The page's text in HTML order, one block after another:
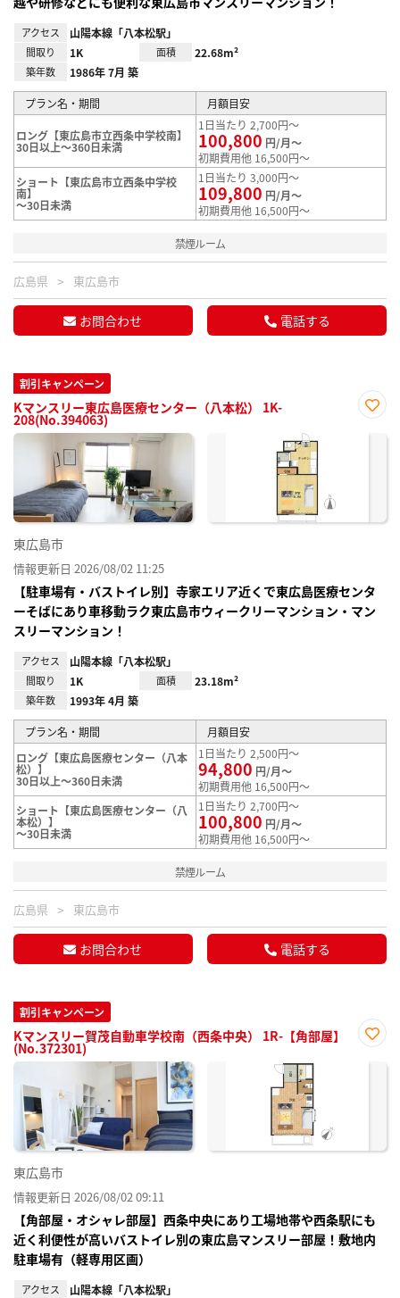
アクセス 山陽本線「八本松駅」
間取り 1K 面積 22.68m²
築年数 1986年 7月 築
プラン名・期間 月額目安
ロング【東広島市立西条中学校南】
30日以上～360日未満
1日当たり 2,700円～
100,800 円/月～
初期費用他 16,500円～
ショート【東広島市立西条中学校
南】
～30日未満
1日当たり 3,000円～
109,800 円/月～
初期費用他 16,500円～
禁煙ルーム
広島県 東広島市
お問合わせ 電話する
割引キャンペーン
Kマンスリー東広島医療センター（八本松） 1K-
208(No.394063)
に入
東広島市
情報更新日 2026/08/02 11:25
【駐車場有・バストイレ別】寺家エリア近くで東広島医療センタ
ーそばにあり車移動ラク東広島市ウィークリーマンション・マン
スリーマンション！
アクセス 山陽本線「八本松駅」
間取り 1K 面積 23.18m²
築年数 1993年 4月 築
プラン名・期間
月額目安
ロング【東広島医療センター（八本
松）】
30日以上～360日未満
1日当たり 2,500円～
94,800 円/月～
初期費用他 16,500円～
ショート【東広島医療センター（八
本松）】
～30日未満
1日当たり 2,700円～
100,800 円/月～
初期費用他 16,500円～
禁煙ルーム
広島県 東広島市
お問合わせ 電話する
割引キャンペーン
Kマンスリー賀茂自動車学校南（西条中央） 1R-【角部屋】
(No.372301)
に入
東広島市
情報更新日 2026/08/02 09:11
【角部屋・オシャレ部屋】西条中央にあり工場地帯や西条駅にも
近く利便性が高いバストイレ別の東広島マンスリー部屋！敷地内
駐車場有（軽専用区画）
アクセス 山陽本線「八本松駅」